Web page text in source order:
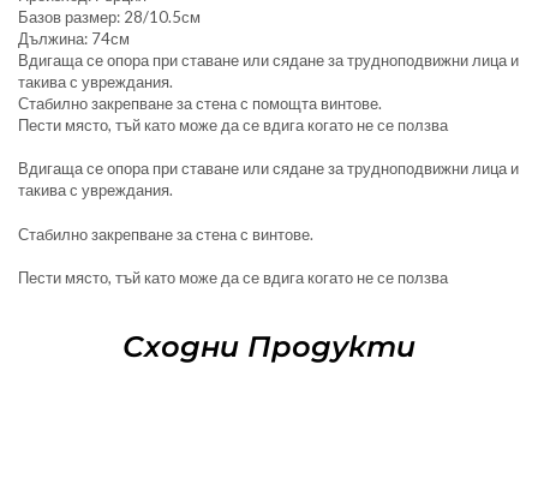
Базов размер: 28/10.5см
Дължина: 74см
Вдигаща се опора при ставане или сядане за трудноподвижни лица и
такива с увреждания.
Стабилно закрепване за стена с помощта винтове.
Пести място, тъй като може да се вдига когато не се ползва
Вдигаща се опора при ставане или сядане за трудноподвижни лица и
такива с увреждания.
Стабилно закрепване за стена с винтове.
Пести място, тъй като може да се вдига когато не се ползва
Сходни Продукти